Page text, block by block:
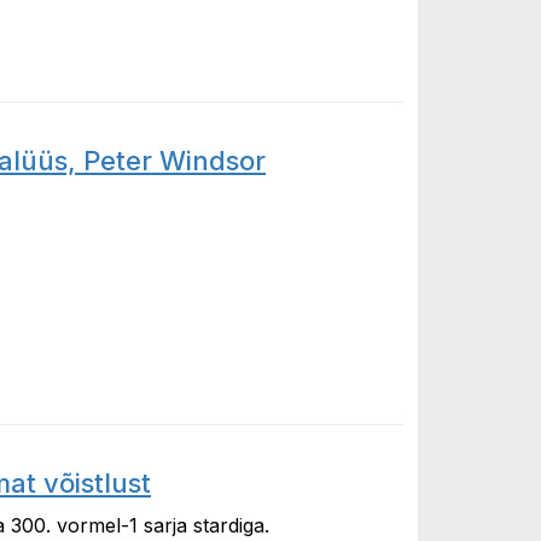
Peter Windsor
võistlust
vormel-1 sarja stardiga.